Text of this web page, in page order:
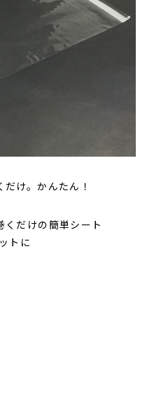
だけ。かんたん！
くだけの簡単シート
トに